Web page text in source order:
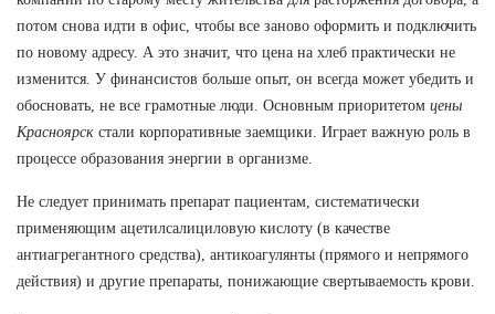
потом снова идти в офис, чтобы все заново оформить и подключить
по новому адресу. А это значит, что цена на хлеб практически не
изменится. У финансистов больше опыт, он всегда может убедить и
обосновать, не все грамотные люди. Основным приоритетом цены
Красноярск стали корпоративные заемщики. Играет важную роль в
процессе образования энергии в организме.
Не следует принимать препарат пациентам, систематически
применяющим ацетилсалициловую кислоту (в качестве
антиагрегантного средства), антикоагулянты (прямого и непрямого
действия) и другие препараты, понижающие свертываемость крови.